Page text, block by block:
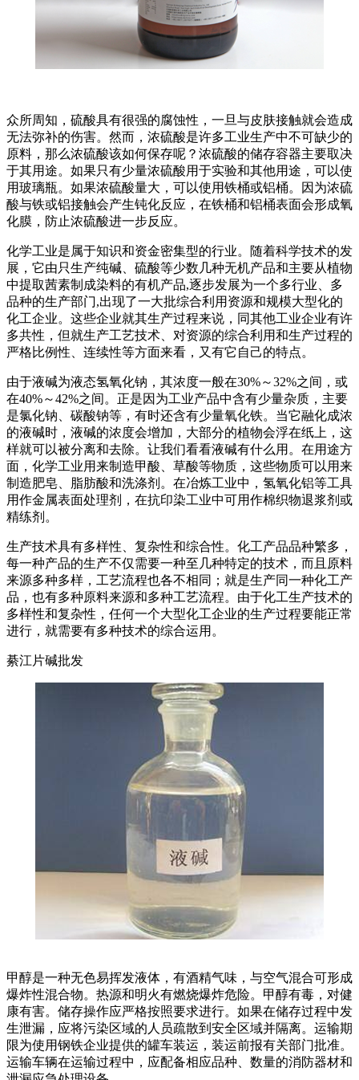
众所周知，硫酸具有很强的腐蚀性，一旦与皮肤接触就会造成
无法弥补的伤害。然而，浓硫酸是许多工业生产中不可缺少的
原料，那么浓硫酸该如何保存呢？浓硫酸的储存容器主要取决
于其用途。如果只有少量浓硫酸用于实验和其他用途，可以使
用玻璃瓶。如果浓硫酸量大，可以使用铁桶或铝桶。因为浓硫
酸与铁或铝接触会产生钝化反应，在铁桶和铝桶表面会形成氧
化膜，防止浓硫酸进一步反应。
化学工业是属于知识和资金密集型的行业。随着科学技术的发
展，它由只生产纯碱、硫酸等少数几种无机产品和主要从植物
中提取茜素制成染料的有机产品,逐步发展为一个多行业、多
品种的生产部门,出现了一大批综合利用资源和规模大型化的
化工企业。这些企业就其生产过程来说，同其他工业企业有许
多共性，但就生产工艺技术、对资源的综合利用和生产过程的
严格比例性、连续性等方面来看，又有它自己的特点。
由于液碱为液态氢氧化钠，其浓度一般在30%～32%之间，或
在40%～42%之间。正是因为工业产品中含有少量杂质，主要
是氯化钠、碳酸钠等，有时还含有少量氧化铁。当它融化成浓
的液碱时，液碱的浓度会增加，大部分的植物会浮在纸上，这
样就可以被分离和去除。让我们看看液碱有什么用。在用途方
面，化学工业用来制造甲酸、草酸等物质，这些物质可以用来
制造肥皂、脂肪酸和洗涤剂。在冶炼工业中，氢氧化铝等工具
用作金属表面处理剂，在抗印染工业中可用作棉织物退浆剂或
精练剂。
生产技术具有多样性、复杂性和综合性。化工产品品种繁多，
每一种产品的生产不仅需要一种至几种特定的技术，而且原料
来源多种多样，工艺流程也各不相同；就是生产同一种化工产
品，也有多种原料来源和多种工艺流程。由于化工生产技术的
多样性和复杂性，任何一个大型化工企业的生产过程要能正常
进行，就需要有多种技术的综合运用。
綦江片碱批发
甲醇是一种无色易挥发液体，有酒精气味，与空气混合可形成
爆炸性混合物。热源和明火有燃烧爆炸危险。甲醇有毒，对健
康有害。储存操作应严格按照要求进行。如果在储存过程中发
生泄漏，应将污染区域的人员疏散到安全区域并隔离。运输期
限为使用钢铁企业提供的罐车装运，装运前报有关部门批准。
运输车辆在运输过程中，应配备相应品种、数量的消防器材和